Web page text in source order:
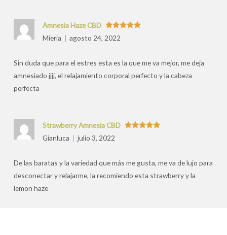
Valorado
con5
Amnesia Haze CBD
Mieria
agosto 24, 2022
Sin duda que para el estres esta es la que me va mejor, me deja
amnesiado jjjj, el relajamiento corporal perfecto y la cabeza
perfecta
Strawberry Amnesia CBD
Gianluca
julio 3, 2022
De las baratas y la variedad que más me gusta, me va de lujo para
desconectar y relajarme, la recomiendo esta strawberry y la
lemon haze